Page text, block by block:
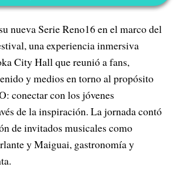
nueva Serie Reno16 en el marco del
una experiencia inmersiva
City Hall que reunió a fans,
y medios en torno al propósito
conectar con los jóvenes
de la inspiración. La jornada contó
de invitados musicales como
y Maiguai, gastronomía y